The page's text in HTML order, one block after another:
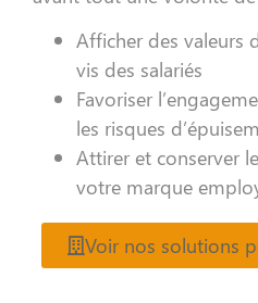
Afficher des valeurs
vis des salariés
Favoriser
les risques
Attirer et conserver
votre marque
Voir nos solutions